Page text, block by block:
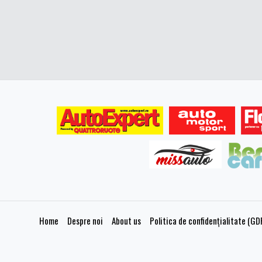
Home Despre noi About us Politica de confidențialitate